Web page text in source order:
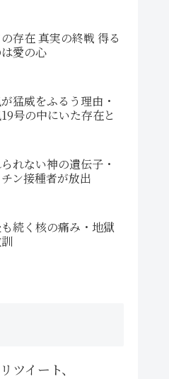
存在 真実の終戦 得る
愛の心
猛威をふるう理由・
号の中にいた存在と
れない神の遺伝子・
ン接種者が放出
続く核の痛み・地獄
ツイート、